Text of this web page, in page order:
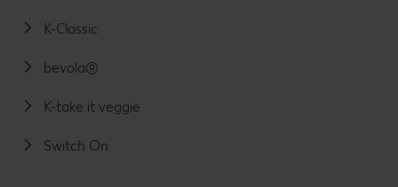
K-Classic
bevola®
K-take it veggie
Switch On